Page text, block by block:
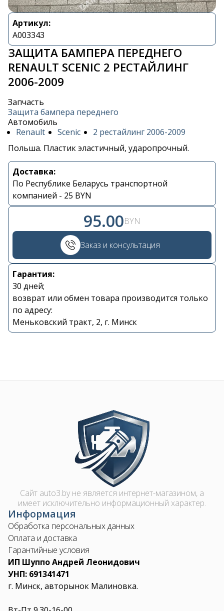
Артикул:
A003343
ЗАЩИТА БАМПЕРА ПЕРЕДНЕГО
RENAULT SCENIC 2 РЕСТАЙЛИНГ
2006-2009
Запчасть
Защита бампера переднего
Автомобиль
Renault
Scenic
2 рестайлинг 2006-2009
Польша. Пластик эластичный, ударопрочный.
Доставка:
По Республике Беларусь транспортной
компанией - 25 BYN
95.00BYN
Заказ и консультация
Гарантия:
30 дней;
возврат или обмен товара производится только
по адресу:
Меньковский тракт, 2, г. Минск
Контакты
+375 29 870 15 80
Viber
shupik21@bk.ru
Image
Сайт auto3.by не является интернет-магазином, а
имеет исключительно информационный характер.
Информация
Обработка персональных данных
Оплата и доставка
Гарантийные условия
ИП Шуппо Андрей Леонидович
УНП: 691341471
г. Минск, авторынок Малиновка.